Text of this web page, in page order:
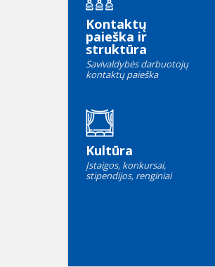
Kontaktų
paieška ir
struktūra
Savivaldybės darbuotojų
kontaktų paieška
Kultūra
Įstaigos, konkursai,
stipendijos, renginiai